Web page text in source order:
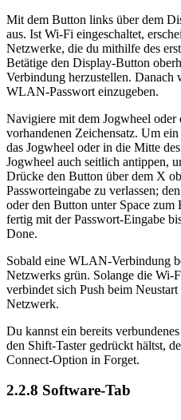
Mit dem Button links über dem
aus. Ist Wi-Fi eingeschaltet,
Netzwerke, die du mithilfe des
Betätige den Display-Button
Verbindung herzustellen. Danach
WLAN-Passwort einzugeben.
Navigiere mit dem Jogwheel oder
vorhandenen Zeichensatz. Um
das Jogwheel oder in die Mitte
Jogwheel auch seitlich antippen,
Drücke den Button über dem X
Passworteingabe zu verlassen;
oder den Button unter Space zum
fertig mit der Passwort-Eingabe
Done.
Sobald eine WLAN-Verbindung
Netzwerks grün. Solange die
verbindet sich Push beim
Netzwerk.
Du kannst ein bereits
den Shift-Taster gedrückt hältst,
Connect-Option in Forget.
2.2.8 Software-Tab